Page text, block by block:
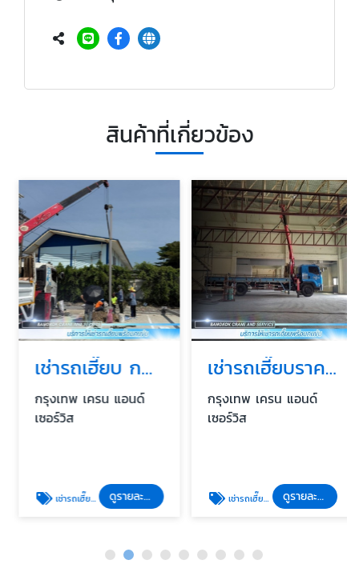
สินค้าที่เกี่ยวข้อง
เช่ารถเฮี๊ยบ กทม
กรุงเทพ เครน แอนด์
เซอร์วิส
เช่ารถเฮี๊ยบ กทม ดูรายละเอียด
เช่ารถเฮี๊ยบราคารายเดือน
กรุงเทพ เครน แอนด์
เซอร์วิส
เช่ารถเฮี๊ยบราคารายเดือน ดูรายละเอียด